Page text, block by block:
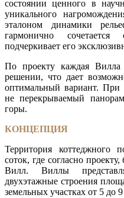
состоянии ценного в
уникального
эталоном динамики
гармонично
подчеркивает его
По проекту каждая Вилла
решении, что дает
оптимальный вариант. При
не перекрываемый
горы.
КОНЦЕПЦИЯ
Территория коттеджного
соток, где согласно
Вилл. Виллы
двухэтажные строения
земельных участках от 5 до 9